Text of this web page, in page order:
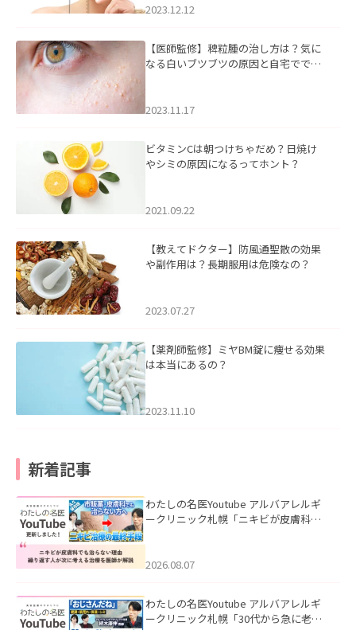
2023.12.12
【医師監修】稗粒腫の治し方は？気に
なる白いブツブツの原因と自宅ででき
2023.11.17
ビタミンCは朝つけちゃだめ？日焼け
やシミの原因になるってホント？
2021.09.22
【教えてドクター】防風通聖散の効果
や副作用は？長期服用は危険なの？
2023.07.27
【薬剤師監修】ミヤBM錠に痩せる効果
は本当にあるの？
2023.11.10
新着記事
わたしの名医Youtube アルバアレルギ
ークリニック札幌「ニキビが皮膚科で
ました。
2026.08.07
わたしの名医Youtube アルバアレルギ
ークリニック札幌「30代から急に老け